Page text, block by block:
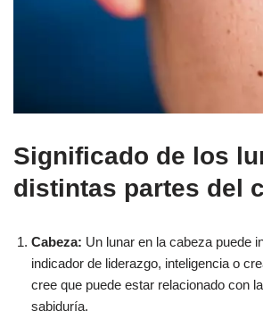
Significado de los
distintas partes del
Cabeza: Un lunar en la cabeza puede
indicador de liderazgo, inteligencia o
cree que puede estar relacionado con
sabiduría.